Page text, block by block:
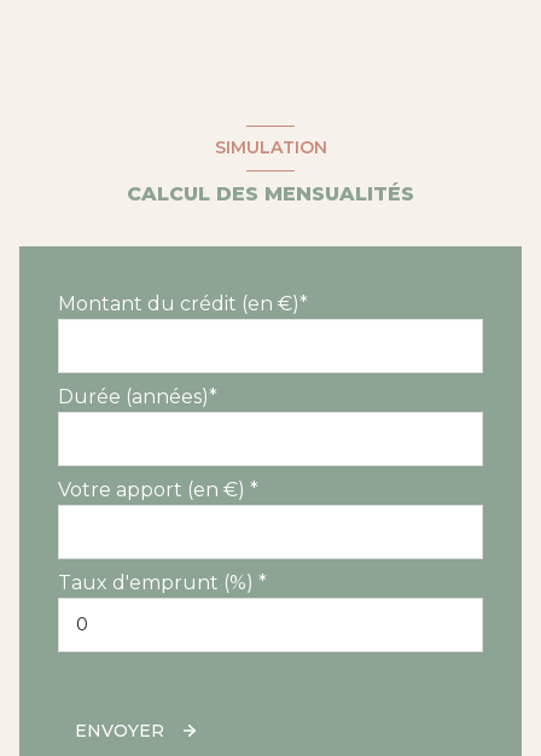
SIMULATION
CALCUL DES MENSUALITÉS
Montant du crédit (en €)*
Durée (années)*
Votre apport (en €) *
Taux d'emprunt (%) *
ENVOYER